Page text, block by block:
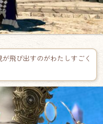
飛び出すのがわたしすごく